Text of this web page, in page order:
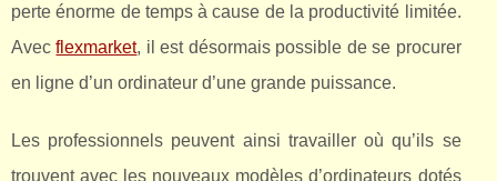
perte énorme de temps à cause de la productivité limitée.
Avecflexmarket, il est désormais possible de se procurer
en ligne d’un ordinateur d’une grande puissance.
Les professionnels peuvent ainsi travailler où qu’ils se
trouvent avec les nouveaux modèles d’ordinateurs dotés